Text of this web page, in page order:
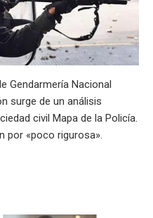
Gendarmería Nacional
surge de un análisis
civil Mapa de la Policía.
por «poco rigurosa».